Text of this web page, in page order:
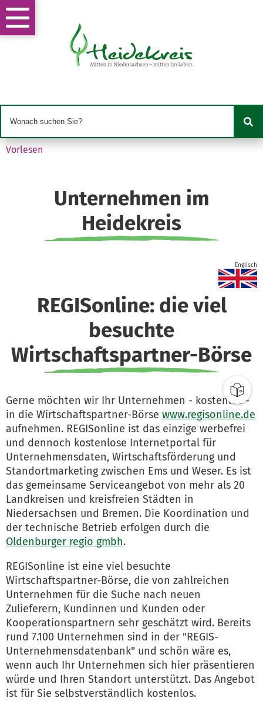
Vorlesen
Unternehmen im
Heidekreis
Englisch
REGISonline: die viel
besuchte
Wirtschaftspartner-Börse
Gerne möchten wir Ihr Unternehmen - kostenlos -
in die Wirtschaftspartner-Börse www.regisonline.de
aufnehmen. REGISonline ist das einzige werbefrei
und dennoch kostenlose Internetportal für
Unternehmensdaten, Wirtschaftsförderung und
Standortmarketing zwischen Ems und Weser. Es ist
das gemeinsame Serviceangebot von mehr als 20
Landkreisen und kreisfreien Städten in
Niedersachsen und Bremen. Die Koordination und
der technische Betrieb erfolgen durch die
Oldenburger regio gmbh.
REGISonline ist eine viel besuchte
Wirtschaftspartner-Börse, die von zahlreichen
Unternehmen für die Suche nach neuen
Zulieferern, Kundinnen und Kunden oder
Kooperationspartnern sehr geschätzt wird. Bereits
rund 7.100 Unternehmen sind in der "REGIS-
Unternehmensdatenbank" und schön wäre es,
wenn auch Ihr Unternehmen sich hier präsentieren
würde und Ihren Standort unterstützt. Das Angebot
ist für Sie selbstverständlich kostenlos.